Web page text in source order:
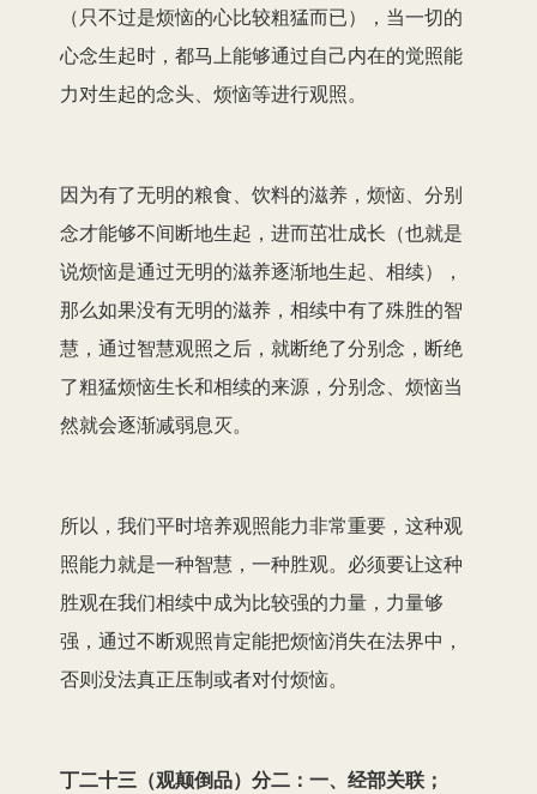
（只不过是烦恼的心比较粗猛而已），当一切的
心念生起时，都马上能够通过自己内在的觉照能
力对生起的念头、烦恼等进行观照。
因为有了无明的粮食、饮料的滋养，烦恼、分别
念才能够不间断地生起，进而茁壮成长（也就是
说烦恼是通过无明的滋养逐渐地生起、相续），
那么如果没有无明的滋养，相续中有了殊胜的智
慧，通过智慧观照之后，就断绝了分别念，断绝
了粗猛烦恼生长和相续的来源，分别念、烦恼当
然就会逐渐减弱息灭。
所以，我们平时培养观照能力非常重要，这种观
照能力就是一种智慧，一种胜观。必须要让这种
胜观在我们相续中成为比较强的力量，力量够
强，通过不断观照肯定能把烦恼消失在法界中，
否则没法真正压制或者对付烦恼。
丁二十三（观颠倒品）分二：一、经部关联；